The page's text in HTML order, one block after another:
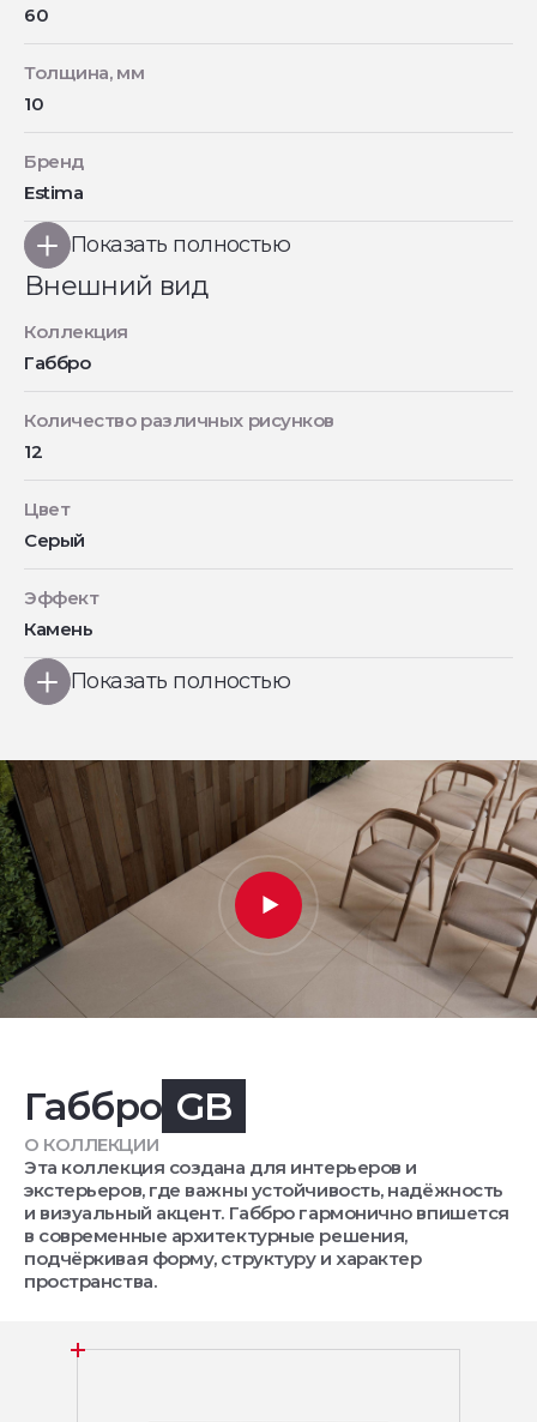
60
Толщина, мм
10
Бренд
Estima
Показать полностью
Внешний вид
Коллекция
Габбро
Количество различных рисунков
12
Цвет
Серый
Эффект
Камень
Показать полностью
Габбро GB
О КОЛЛЕКЦИИ
Эта коллекция создана для интерьеров и
экстерьеров, где важны устойчивость, надёжность
и визуальный акцент. Габбро гармонично впишется
в современные архитектурные решения,
подчёркивая форму, структуру и характер
пространства.